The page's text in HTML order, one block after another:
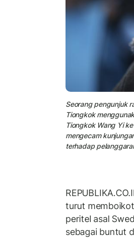
Seorang pengunjuk
Tiongkok
Tiongkok Wang Yi
mengecam
terhadap
turut
peritel asal
sebagai buntut